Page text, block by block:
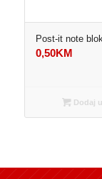
Post-it note
0,50KM
Dodaj